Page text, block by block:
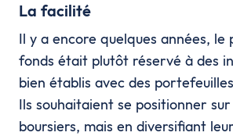
La facilité
Il y a encore quelques années, le
fonds était plutôt réservé à des
bien établis avec des
Ils souhaitaient se positionner
boursiers, mais en diversifiant